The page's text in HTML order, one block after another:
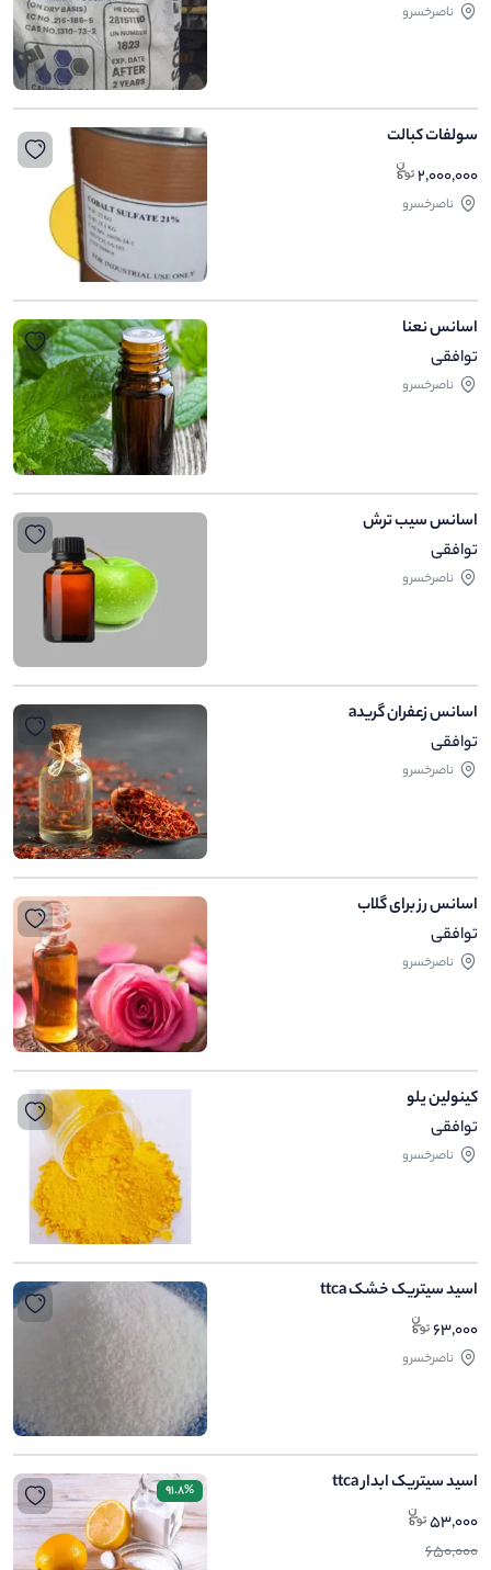
ناصرخسرو
سولفات کبالت
2,000,000
ناصرخسرو
اسانس نعنا
توافقی
ناصرخسرو
اسانس سیب ترش
توافقی
ناصرخسرو
اسانس زعفران گریدa
توافقی
ناصرخسرو
اسانس رز برای گلاب
توافقی
ناصرخسرو
کینولین یلو
توافقی
ناصرخسرو
اسید سیتریک خشک ttca
63,000
ناصرخسرو
اسید سیتریک ابدار ttca
53,000
650,000
91.8%